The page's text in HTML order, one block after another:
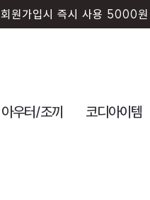
회원가입시 즉시 사용 5000원
아우터/조끼 코디아이템